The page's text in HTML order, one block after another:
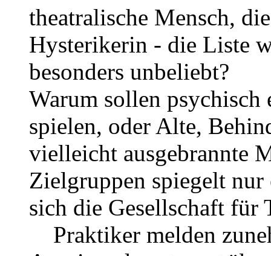
theatralische Mensch,
Hysterikerin - die Liste
besonders unbeliebt?
Warum sollen psychisch
spielen, oder Alte,
vielleicht ausgebrannte
Zielgruppen spiegelt
sich die Gesellschaft für
Praktiker melden